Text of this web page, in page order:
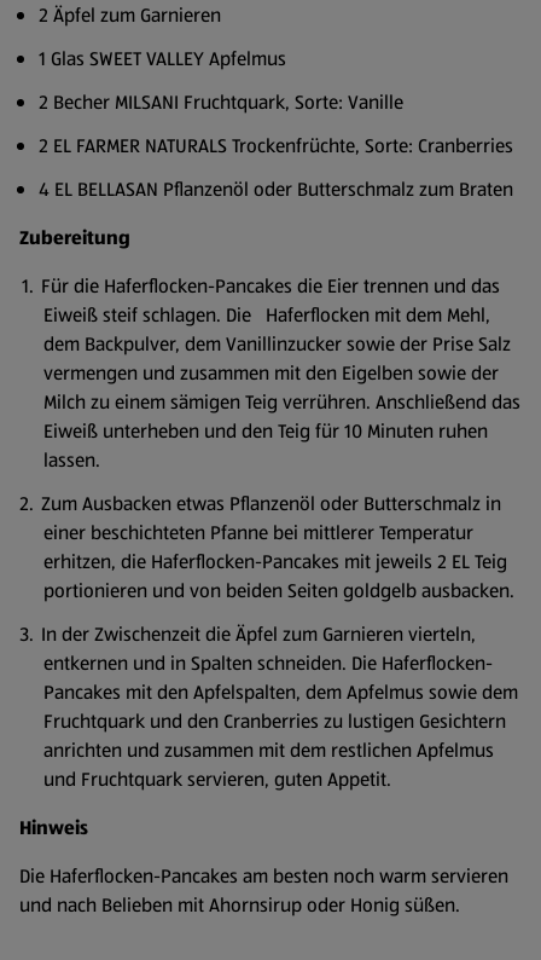
2 Äpfel zum Garnieren
1 Glas SWEET VALLEY Apfelmus
2 Becher MILSANI Fruchtquark, Sorte: Vanille
2 EL FARMER NATURALS Trockenfrüchte, Sorte: Cranberries
4 EL BELLASAN Pflanzenöl oder Butterschmalz zum Braten
Zubereitung
Für die Haferflocken-Pancakes die Eier trennen und das
Eiweiß steif schlagen. Die Haferflocken mit dem Mehl,
dem Backpulver, dem Vanillinzucker sowie der Prise Salz
vermengen und zusammen mit den Eigelben sowie der
Milch zu einem sämigen Teig verrühren. Anschließend das
Eiweiß unterheben und den Teig für 10 Minuten ruhen
lassen.
Zum Ausbacken etwas Pflanzenöl oder Butterschmalz in
einer beschichteten Pfanne bei mittlerer Temperatur
erhitzen, die Haferflocken-Pancakes mit jeweils 2 EL Teig
portionieren und von beiden Seiten goldgelb ausbacken.
In der Zwischenzeit die Äpfel zum Garnieren vierteln,
entkernen und in Spalten schneiden. Die Haferflocken-
Pancakes mit den Apfelspalten, dem Apfelmus sowie dem
Fruchtquark und den Cranberries zu lustigen Gesichtern
anrichten und zusammen mit dem restlichen Apfelmus
und Fruchtquark servieren, guten Appetit.
Hinweis
Die Haferflocken-Pancakes am besten noch warm servieren
und nach Belieben mit Ahornsirup oder Honig süßen.